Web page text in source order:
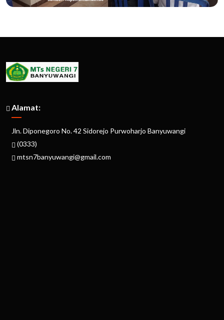
Alamat:
Jln. Diponegoro No. 42 Sidorejo Purwoharjo Banyuwangi
(0333)
mtsn7banyuwangi@gmail.com